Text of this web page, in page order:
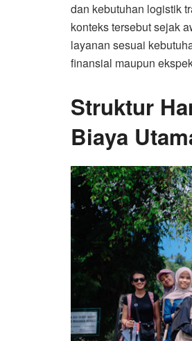
dan kebutuhan logistik
konteks tersebut sejak
layanan sesuai
finansial maupun
Struktur
Biaya